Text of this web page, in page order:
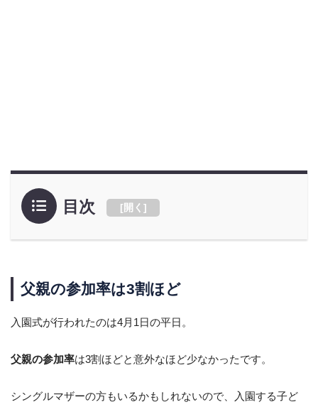
目次 [開く ]
父親の参加率は3割ほど
入園式が行われたのは4月1日の平日。
父親の参加率は3割ほどと意外なほど少なかったです。
シングルマザーの方もいるかもしれないので、入園する子ど